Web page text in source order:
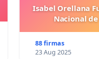
Isabel Orellana
Nacional
88 firmas
23 Aug 2025